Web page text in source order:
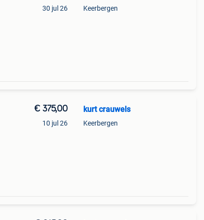
30 jul 26 Keerbergen
€ 375,00
10 jul 26
kurt crauwels
Keerbergen